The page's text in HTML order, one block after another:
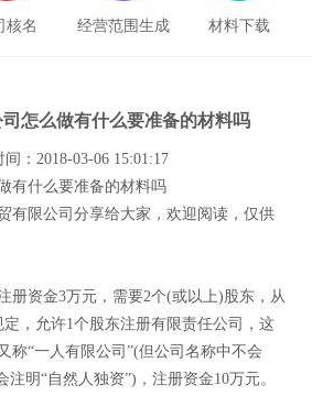
核名 经营范围生成 材料下载
怎么做有什么要准备的材料吗
：2018-03-06 15:01:17
有什么要准备的材料吗
有限公司分享给大家，欢迎阅读，仅供
册资金3万元，需要2个(或以上)股东，从
，允许1个股东注册有限责任公司，这
称“一人有限公司”(但公司名称中不会
注明“自然人独资”)，注册资金10万元。